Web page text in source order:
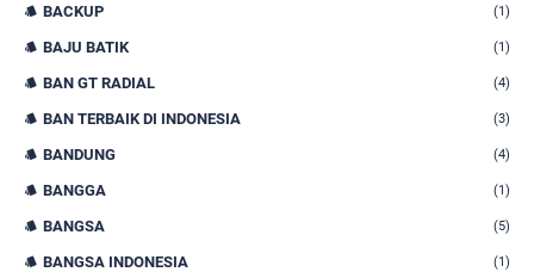
BACKUP (1)
BAJU BATIK (1)
BAN GT RADIAL (4)
BAN TERBAIK DI INDONESIA (3)
BANDUNG (4)
BANGGA (1)
BANGSA (5)
BANGSA INDONESIA (1)